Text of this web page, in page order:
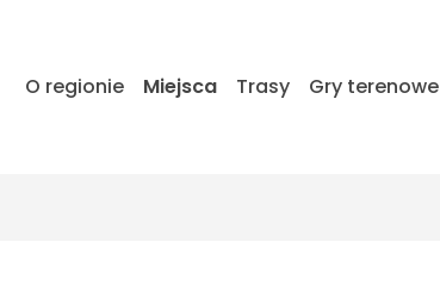
O regionie Miejsca Trasy Gry terenowe